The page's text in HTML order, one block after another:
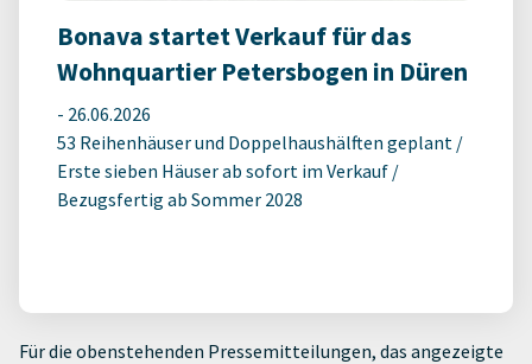
Bonava startet Verkauf für das
Wohnquartier Petersbogen in Düren
- 26.06.2026
53 Reihenhäuser und Doppelhaushälften geplant /
Erste sieben Häuser ab sofort im Verkauf /
Bezugsfertig ab Sommer 2028
Für die obenstehenden Pressemitteilungen, das angezeigte